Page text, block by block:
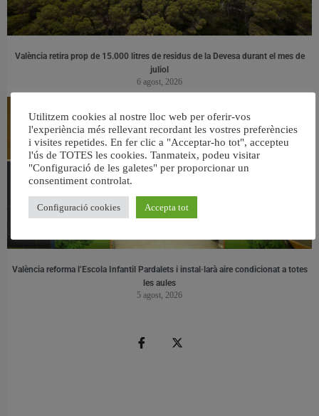
València retira prop de 15.000 litres de residus de la Devesa durant el mes de
juliol
6 agost, 2026
València reforma l’Escola Infantil Pardalets i instal·larà aire condicionat a totes
les aules
5 agost, 2026
Utilitzem cookies al nostre lloc web per oferir-vos
l'experiència més rellevant recordant les vostres preferències
i visites repetides. En fer clic a "Acceptar-ho tot", accepteu
l'ús de TOTES les cookies. Tanmateix, podeu visitar
"Configuració de les galetes" per proporcionar un
consentiment controlat.
Configuració cookies Accepta tot